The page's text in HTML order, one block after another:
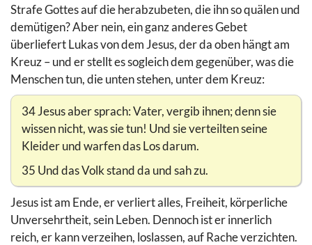
Strafe Gottes auf die herabzubeten, die ihn so quälen und
demütigen? Aber nein, ein ganz anderes Gebet
überliefert Lukas von dem Jesus, der da oben hängt am
Kreuz – und er stellt es sogleich dem gegenüber, was die
Menschen tun, die unten stehen, unter dem Kreuz:
34 Jesus aber sprach: Vater, vergib ihnen; denn sie
wissen nicht, was sie tun! Und sie verteilten seine
Kleider und warfen das Los darum.
35 Und das Volk stand da und sah zu.
Jesus ist am Ende, er verliert alles, Freiheit, körperliche
Unversehrtheit, sein Leben. Dennoch ist er innerlich
reich, er kann verzeihen, loslassen, auf Rache verzichten.